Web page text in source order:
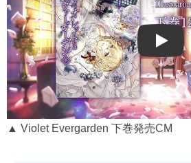
Play
▲ Violet Evergarden 下巻発売CM